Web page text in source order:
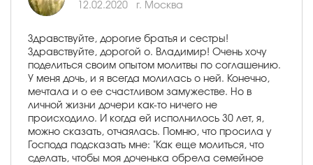
12.02.2020 г. Москва
Здравствуйте, дорогие братья и сестры!
Здравствуйте, дорогой о. Владимир! Очень хочу
поделиться своим опытом молитвы по соглашению.
У меня дочь, и я всегда молилась о ней. Конечно,
мечтала и о ее счастливом замужестве. Но в
личной жизни дочери как-то ничего не
происходило. И когда ей исполнилось 30 лет, я,
можно сказать, отчаялась. Помню, что просила у
Господа подсказать мне: "Как еще молиться, что
сделать, чтобы моя доченька обрела семейное